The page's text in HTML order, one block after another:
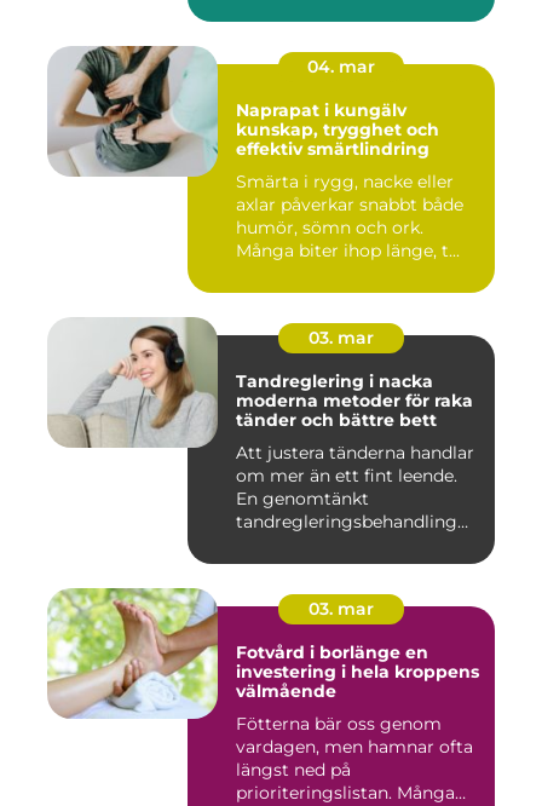
04. mar
Naprapat i kungälv
kunskap, trygghet och
effektiv smärtlindring
Smärta i rygg, nacke eller
axlar påverkar snabbt både
humör, sömn och ork.
Många biter ihop länge, t...
03. mar
Tandreglering i nacka
moderna metoder för raka
tänder och bättre bett
Att justera tänderna handlar
om mer än ett fint leende.
En genomtänkt
tandregleringsbehandling
03. mar
Fotvård i borlänge en
investering i hela kroppens
välmående
Fötterna bär oss genom
vardagen, men hamnar ofta
längst ned på
prioriteringslistan. Många